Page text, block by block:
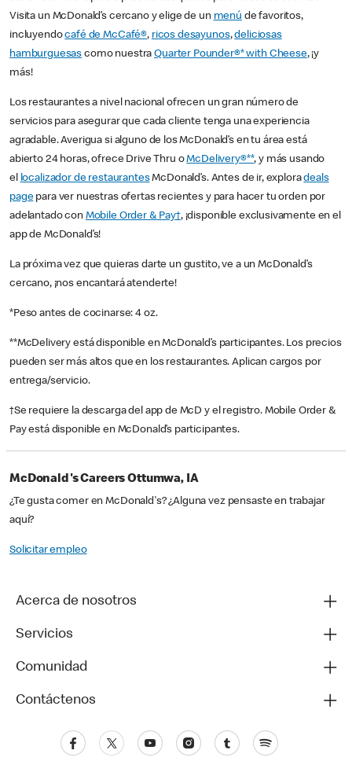
Visita un McDonald’s cercano y elige de un menú de favoritos,
incluyendocafé de McCafé®, ricos desayunos,deliciosas
hamburguesas como nuestraQuarter Pounder®* with Cheese, ¡y
más!
Los restaurantes a nivel nacional ofrecen un gran número de
servicios para asegurar que cada cliente tenga una experiencia
agradable. Averigua si alguno de los McDonald’s en tu área está
abierto 24 horas, ofrece Drive Thru oMcDelivery®**, y más usando
el localizador de restaurantesMcDonald’s. Antes de ir, exploradeals
pagepara ver nuestras ofertas recientes y para hacer tu orden por
adelantado con Mobile Order & Pay†, ¡disponible exclusivamente en el
app de McDonald’s!
La próxima vez que quieras darte un gustito, ve a un McDonald’s
cercano, ¡nos encantará atenderte!
*Peso antes de cocinarse: 4 oz.
**McDelivery está disponible en McDonald’s participantes. Los precios
pueden ser más altos que en los restaurantes. Aplican cargos por
entrega/servicio.
†Se requiere la descarga del app de McD y el registro. Mobile Order &
Pay está disponible en McDonald’s participantes.
McDonald's Careers Ottumwa, IA
¿Te gusta comer en McDonald's? ¿Alguna vez pensaste en trabajar
aquí?
Solicitar empleo
Acerca de nosotros
Servicios
Comunidad
Contáctenos